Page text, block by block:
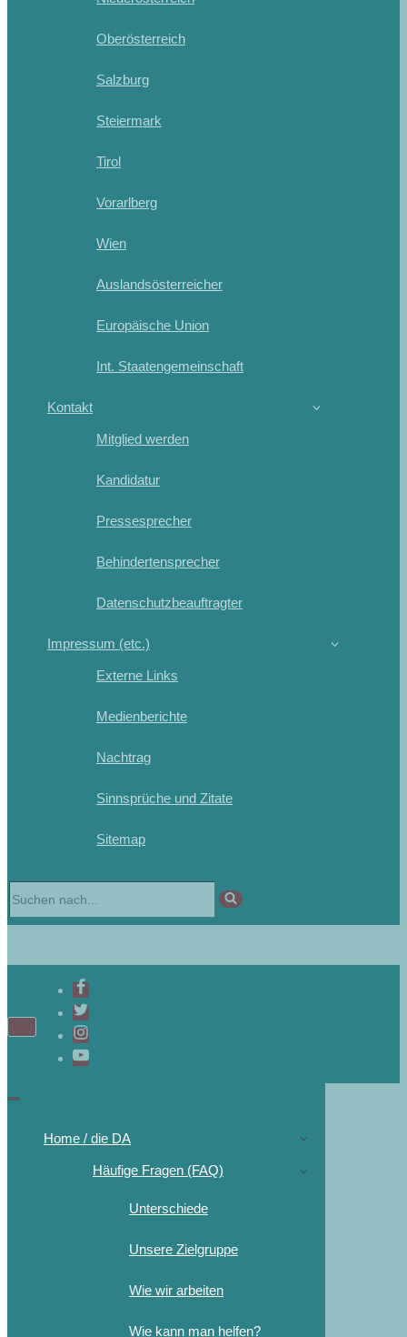
Oberösterreich
Salzburg
Steiermark
Tirol
Vorarlberg
Wien
Auslandsösterreicher
Europäische Union
Int. Staatengemeinschaft
Kontakt
Mitglied werden
Kandidatur
Pressesprecher
Behindertensprecher
Datenschutzbeauftragter
Impressum (etc.)
Externe Links
Medienberichte
Nachtrag
Sinnsprüche und Zitate
Sitemap
Home / die DA
Häufige Fragen (FAQ)
Unterschiede
Unsere Zielgruppe
Wie wir arbeiten
Wie kann man helfen?